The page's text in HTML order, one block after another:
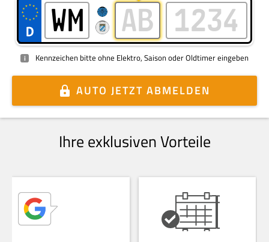
i Kennzeichen bitte ohne Elektro, Saison oder Oldtimer eingeben
AUTO JETZT ABMELDEN
Ihre exklusiven Vorteile